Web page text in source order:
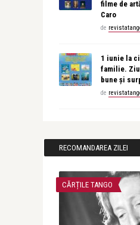
filme de
Caro
de
1 iunie la
familie.
bune și
de
RECOMANDAREA ZILEI
CĂRȚILE TANGO